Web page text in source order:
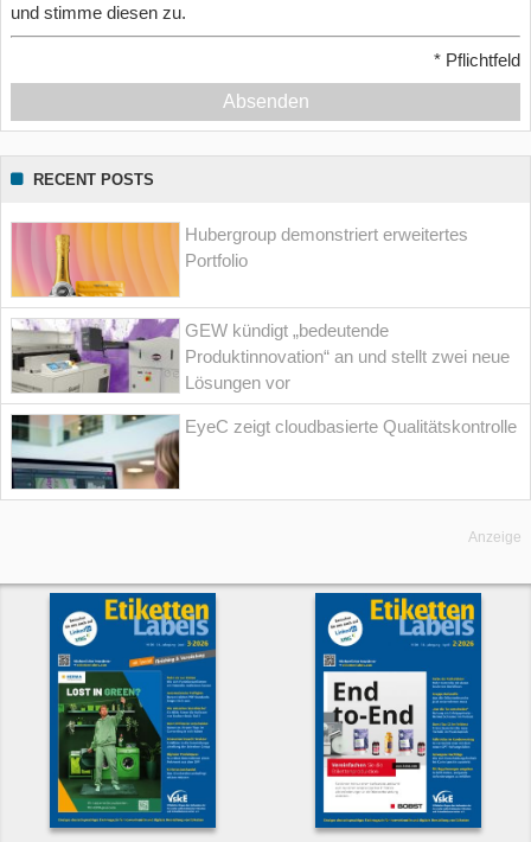
und stimme diesen zu.
* Pflichtfeld
Absenden
RECENT POSTS
Hubergroup demonstriert erweitertes
Portfolio
GEW kündigt „bedeutende
Produktinnovation“ an und stellt zwei neue
Lösungen vor
EyeC zeigt cloudbasierte Qualitätskontrolle
Anzeige